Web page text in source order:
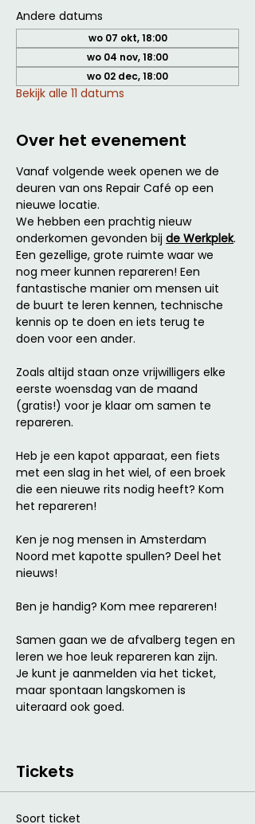
Andere datums
wo 07 okt, 18:00
wo 04 nov, 18:00
wo 02 dec, 18:00
Bekijk alle 11 datums
Over het evenement
Vanaf volgende week openen we de
deuren van ons Repair Café op een
nieuwe locatie.
We hebben een prachtig nieuw
onderkomen gevonden bij de Werkplek.
Een gezellige, grote ruimte waar we
nog meer kunnen repareren! Een
fantastische manier om mensen uit
de buurt te leren kennen, technische
kennis op te doen en iets terug te
doen voor een ander.
Zoals altijd staan onze vrijwilligers elke
eerste woensdag van de maand
(gratis!) voor je klaar om samen te
repareren.
Heb je een kapot apparaat, een fiets
met een slag in het wiel, of een broek
die een nieuwe rits nodig heeft? Kom
het repareren!
Ken je nog mensen in Amsterdam
Noord met kapotte spullen? Deel het
nieuws!
Ben je handig? Kom mee repareren!
Samen gaan we de afvalberg tegen en
leren we hoe leuk repareren kan zijn.
Je kunt je aanmelden via het ticket,
maar spontaan langskomen is
uiteraard ook goed.
Tickets
Soort ticket